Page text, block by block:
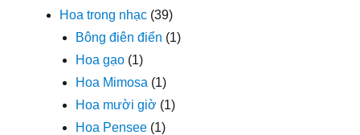
Hoa trong nhạc (39)
Bông điên điển (1)
Hoa gạo (1)
Hoa Mimosa (1)
Hoa mười giờ (1)
Hoa Pensee (1)